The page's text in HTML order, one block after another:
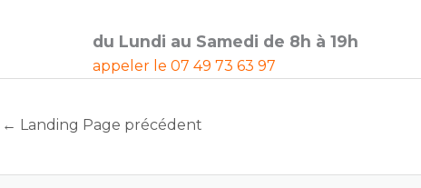
du Lundi au Samedi de 8h à 19h
appeler le 07 49 73 63 97
← Landing Page précédent